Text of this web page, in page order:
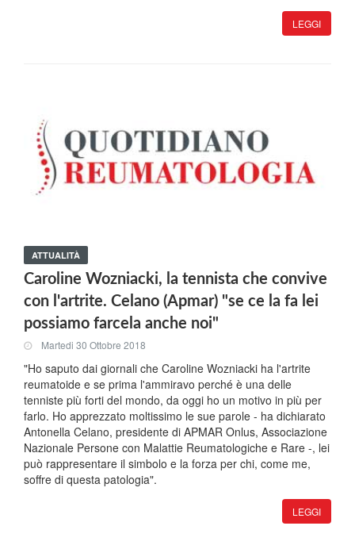
LEGGI
ATTUALITÀ
Caroline Wozniacki, la tennista che convive
con l'artrite. Celano (Apmar) "se ce la fa lei
possiamo farcela anche noi"
Martedi 30 Ottobre 2018
"Ho saputo dai giornali che Caroline Wozniacki ha l'artrite
reumatoide e se prima l'ammiravo perché è una delle
tenniste più forti del mondo, da oggi ho un motivo in più per
farlo. Ho apprezzato moltissimo le sue parole - ha dichiarato
Antonella Celano, presidente di APMAR Onlus, Associazione
Nazionale Persone con Malattie Reumatologiche e Rare -, lei
può rappresentare il simbolo e la forza per chi, come me,
soffre di questa patologia".
LEGGI